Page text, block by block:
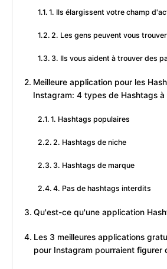
1. Ils élargissent votre champ
2. Les gens peuvent vous
3. Ils vous aident à trouver des
Meilleure application pour les
Instagram: 4 types de Hashtags à
1. Hashtags populaires
2. Hashtags de niche
3. Hashtags de marque
4. Pas de hashtags interdits
Qu'est-ce qu'une application
Les 3 meilleures applications
pour Instagram pourraient figurer